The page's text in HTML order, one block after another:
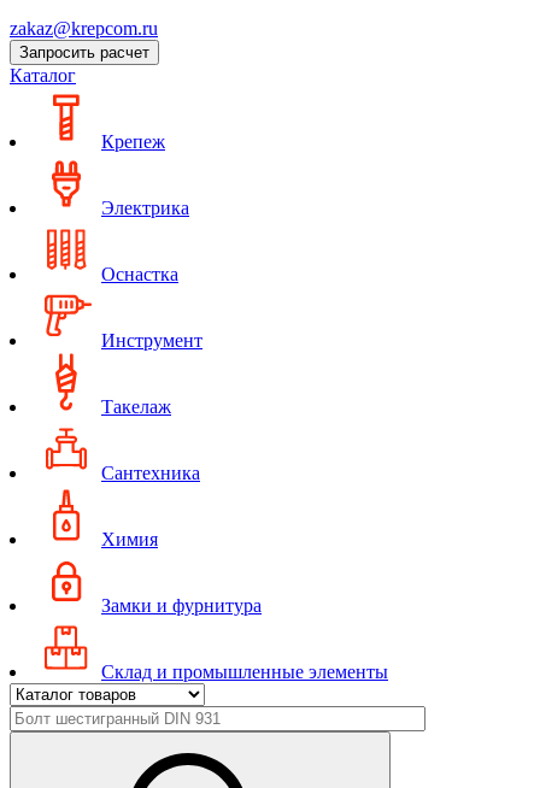
zakaz@krepcom.ru
Запросить расчет
Каталог
Крепеж
Электрика
Оснастка
Инструмент
Такелаж
Сантехника
Химия
Замки и фурнитура
Склад и промышленные элементы